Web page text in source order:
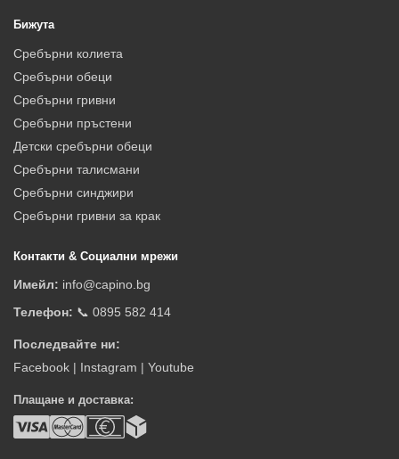
Бижута
Сребърни колиета
Сребърни обеци
Сребърни гривни
Сребърни пръстени
Детски сребърни обеци
Сребърни талисмани
Сребърни синджири
Сребърни гривни за крак
Контакти & Социални мрежи
Имейл: info@capino.bg
Телефон: 📞 0895 582 414
Последвайте ни:
Facebook | Instagram | Youtube
Плащане и доставка: